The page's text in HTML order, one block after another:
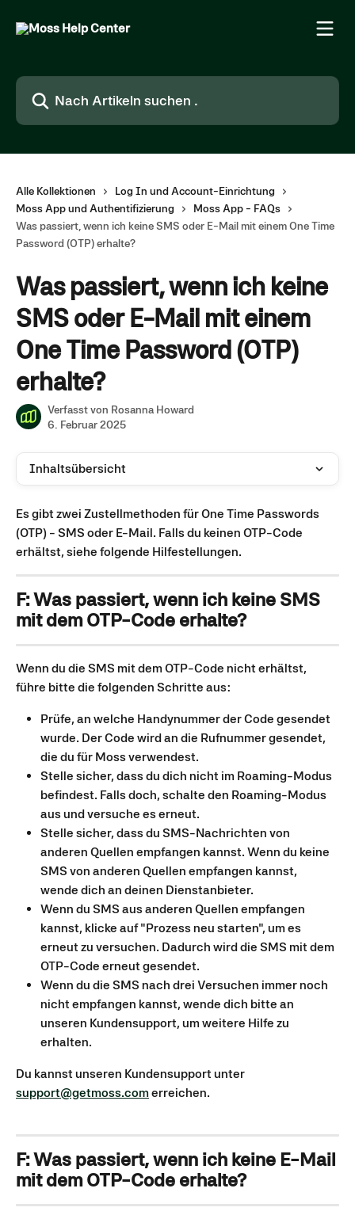
Nach Artikeln suchen …
Alle Kollektionen
Log In und Account-Einrichtung
Moss App und Authentifizierung
Moss App - FAQs
Was passiert, wenn ich keine SMS oder E-Mail mit einem One Time
Password (OTP) erhalte?
Was passiert, wenn ich keine
SMS oder E-Mail mit einem
One Time Password (OTP)
erhalte?
Verfasst von Rosanna Howard
6. Februar 2025
Inhaltsübersicht
Es gibt zwei Zustellmethoden für One Time Passwords
(OTP) - SMS oder E-Mail. Falls du keinen OTP-Code
erhältst, siehe folgende Hilfestellungen.
F: Was passiert, wenn ich keine SMS
mit dem OTP-Code erhalte?
Wenn du die SMS mit dem OTP-Code nicht erhältst,
führe bitte die folgenden Schritte aus:
Prüfe, an welche Handynummer der Code gesendet
wurde. Der Code wird an die Rufnummer gesendet,
die du für Moss verwendest.
Stelle sicher, dass du dich nicht im Roaming-Modus
befindest. Falls doch, schalte den Roaming-Modus
aus und versuche es erneut.
Stelle sicher, dass du SMS-Nachrichten von
anderen Quellen empfangen kannst. Wenn du keine
SMS von anderen Quellen empfangen kannst,
wende dich an deinen Dienstanbieter.
Wenn du SMS aus anderen Quellen empfangen
kannst, klicke auf "Prozess neu starten", um es
erneut zu versuchen. Dadurch wird die SMS mit dem
OTP-Code erneut gesendet.
Wenn du die SMS nach drei Versuchen immer noch
nicht empfangen kannst, wende dich bitte an
unseren Kundensupport, um weitere Hilfe zu
erhalten.
Du kannst unseren Kundensupport unter
support@getmoss.com erreichen.
F: Was passiert, wenn ich keine E-Mail
mit dem OTP-Code erhalte?